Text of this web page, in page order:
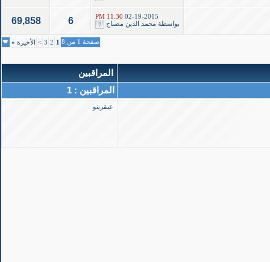
02-19-2015
11:30 PM
بواسطة محمد الدين مصباح 6
69,858
صفحة 1 من 8 1
2
3
> الأخيرة »
المراقبين
المراقبين : 1
عبقرينو